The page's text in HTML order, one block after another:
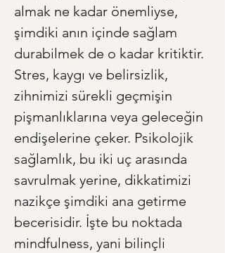
almak ne kadar önemliyse,
şimdiki anın içinde sağlam
durabilmek de o kadar kritiktir.
Stres, kaygı ve belirsizlik,
zihnimizi sürekli geçmişin
pişmanlıklarına veya geleceğin
endişelerine çeker. Psikolojik
sağlamlık, bu iki uç arasında
savrulmak yerine, dikkatimizi
nazikçe şimdiki ana getirme
becerisidir. İşte bu noktada
mindfulness, yani bilinçli